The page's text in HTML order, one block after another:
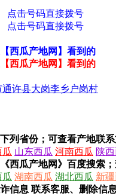
点击号码直接拨号
点击号码直接拨号
西瓜产地网】看到的
西瓜产地网】看到的
许县大岗李乡户岗村
列省份；可查看产地联系
山东西瓜 河南西瓜 陕
西瓜产地网》百度搜索；
湖南西瓜 湖北西瓜 新
信息 联系客服、删除信息